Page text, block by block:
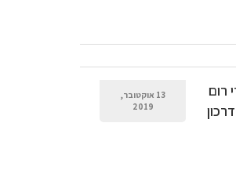
13 אוקטובר,
2019
רום